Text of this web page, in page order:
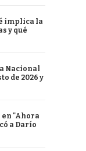
implica la
y qué
Nacional
de 2026 y
en "Ahora
a Darío